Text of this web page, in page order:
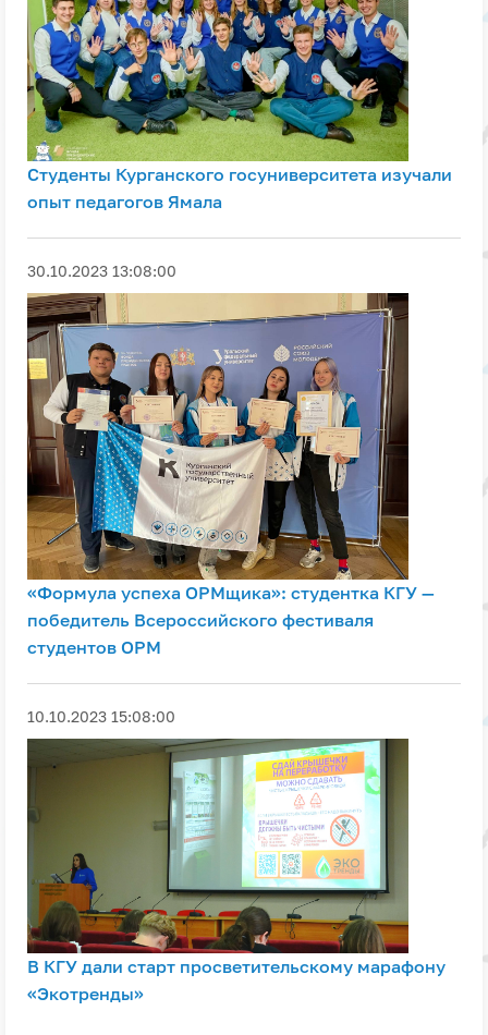
Студенты Курганского госуниверситета изучали
опыт педагогов Ямала
30.10.2023 13:08:00
«Формула успеха ОРМщика»: студентка КГУ —
победитель Всероссийского фестиваля
студентов ОРМ
10.10.2023 15:08:00
В КГУ дали старт просветительскому марафону
«Экотренды»